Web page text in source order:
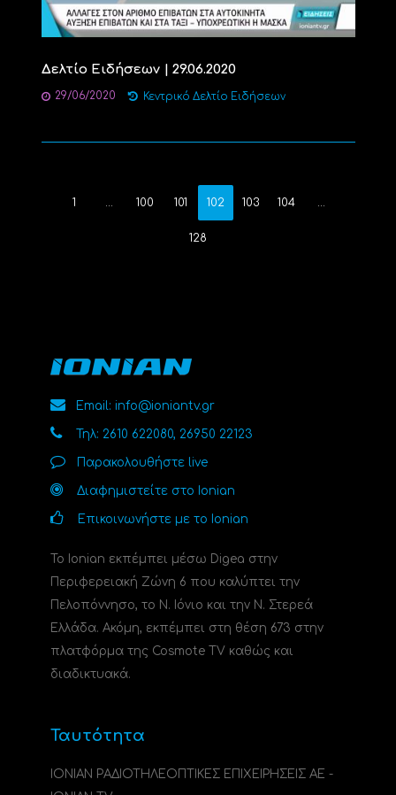
Δελτίο Ειδήσεων | 29.06.2020
29/06/2020 Κεντρικό Δελτίο Ειδήσεων
1 100 101 102 103 104
128
Email: info@ioniantv.gr
Τηλ: 2610 622080, 26950 22123
Παρακολουθήστε live
Διαφημιστείτε στο Ionian
Επικοινωνήστε με το Ionian
Το Ionian εκπέμπει μέσω Digea στην
Περιφερειακή Ζώνη 6 που καλύπτει την
Πελοπόννησο, το N. Ιόνιο και την Ν. Στερεά
Ελλάδα. Ακόμη, εκπέμπει στη θέση 673 στην
πλατφόρμα της Cosmote TV καθώς και
διαδικτυακά.
Ταυτότητα
ΙΟΝΙΑΝ ΡΑΔΙΟΤΗΛΕΟΠΤΙΚΕΣ ΕΠΙΧΕΙΡΗΣΕΙΣ ΑΕ -